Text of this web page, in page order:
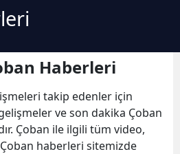
Haberleri
takip edenler için
ve son dakika Çoban
Çoban ile ilgili tüm video,
haberleri sitemizde